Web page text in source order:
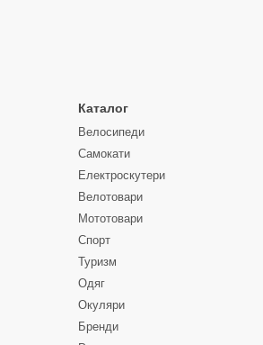
Каталог
Велосипеди
Самокати
Електроскутери
Велотовари
Мототовари
Спорт
Туризм
Одяг
Окуляри
Бренди